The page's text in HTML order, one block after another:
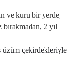
ve kuru bir yerde,
bırakmadan, 2 yıl
üzüm çekirdekleriyle